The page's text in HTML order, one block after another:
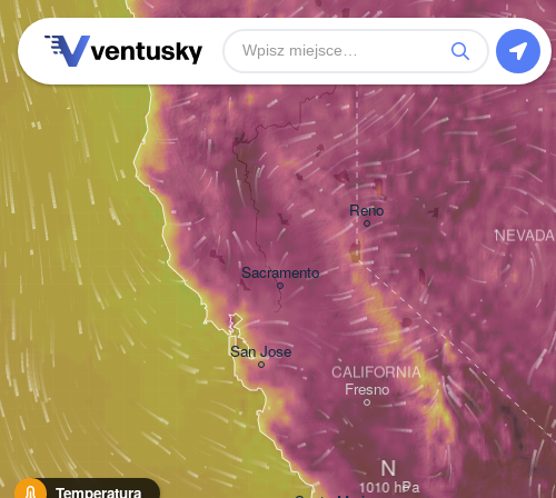
Temperatura
San Jose
Fresno
Reno
Sacramento
CALIFORNIA
NEVADA
N